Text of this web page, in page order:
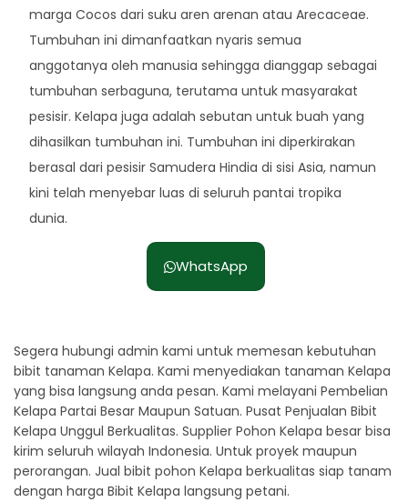
marga Cocos dari suku aren arenan atau Arecaceae.
Tumbuhan ini dimanfaatkan nyaris semua
anggotanya oleh manusia sehingga dianggap sebagai
tumbuhan serbaguna, terutama untuk masyarakat
pesisir. Kelapa juga adalah sebutan untuk buah yang
dihasilkan tumbuhan ini. Tumbuhan ini diperkirakan
berasal dari pesisir Samudera Hindia di sisi Asia, namun
kini telah menyebar luas di seluruh pantai tropika
dunia.
WhatsApp
Segera hubungi admin kami untuk memesan kebutuhan
bibit tanaman Kelapa. Kami menyediakan tanaman Kelapa
yang bisa langsung anda pesan. Kami melayani Pembelian
Kelapa Partai Besar Maupun Satuan. Pusat Penjualan Bibit
Kelapa Unggul Berkualitas. Supplier Pohon Kelapa besar bisa
kirim seluruh wilayah Indonesia. Untuk proyek maupun
perorangan. Jual bibit pohon Kelapa berkualitas siap tanam
dengan harga Bibit Kelapa langsung petani.